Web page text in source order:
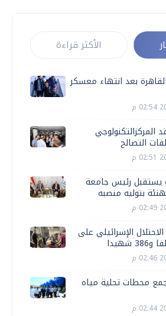
الأكثر قراءة
بعد انتهاء معسكر
المركزالتكنولوجي
التصالح
يستقبل رئيس جامعة
بتوليه منصبه
الإسرائيلي على
محطات تحلية مياه